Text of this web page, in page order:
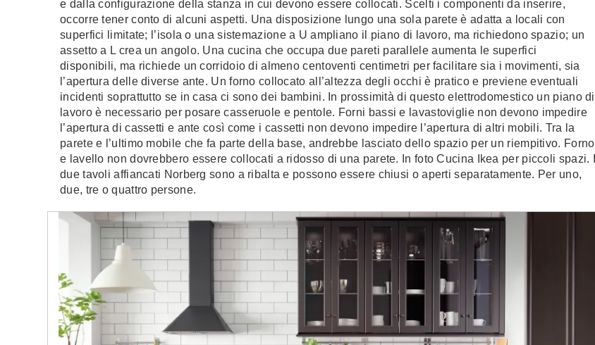
e dalla configurazione della stanza in cui devono essere collocati. Scelti i componenti da inserire,
occorre tener conto di alcuni aspetti. Una disposizione lungo una sola parete è adatta a locali con
superfici limitate; l’isola o una sistemazione a U ampliano il piano di lavoro, ma richiedono spazio; un
assetto a L crea un angolo. Una cucina che occupa due pareti parallele aumenta le superfici
disponibili, ma richiede un corridoio di almeno centoventi centimetri per facilitare sia i movimenti, sia
l’apertura delle diverse ante. Un forno collocato all’altezza degli occhi è pratico e previene eventuali
incidenti soprattutto se in casa ci sono dei bambini. In prossimità di questo elettrodomestico un piano di
lavoro è necessario per posare casseruole e pentole. Forni bassi e lavastoviglie non devono impedire
l’apertura di cassetti e ante così come i cassetti non devono impedire l’apertura di altri mobili. Tra la
parete e l’ultimo mobile che fa parte della base, andrebbe lasciato dello spazio per un riempitivo. Forno
e lavello non dovrebbero essere collocati a ridosso di una parete. In foto Cucina Ikea per piccoli spazi. I
due tavoli affiancati Norberg sono a ribalta e possono essere chiusi o aperti separatamente. Per uno,
due, tre o quattro persone.